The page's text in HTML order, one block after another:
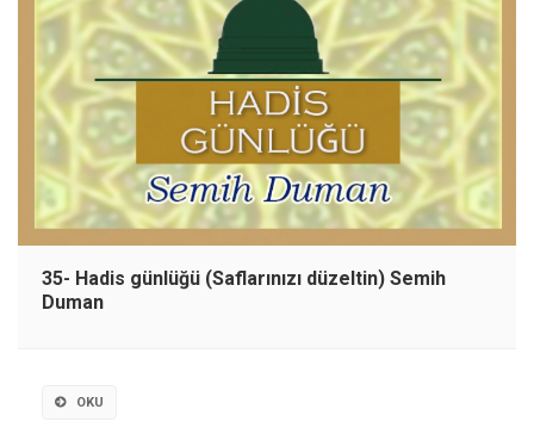
35- Hadis günlüğü (Saflarınızı düzeltin) Semih
Duman
OKU